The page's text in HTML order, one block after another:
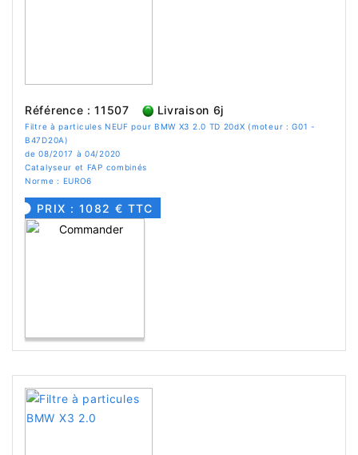
Référence : 11507 Livraison 6j
Filtre à particules NEUF pour BMW X3 2.0 TD 20dX (moteur : G01 -
B47D20A)
de 08/2017 à 04/2020
Catalyseur et FAP combinés
Norme : EURO6
PRIX : 1082 € TTC